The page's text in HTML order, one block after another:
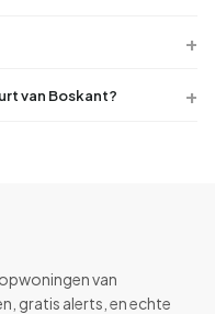
van Boskant?
van
gratis alerts, en echte